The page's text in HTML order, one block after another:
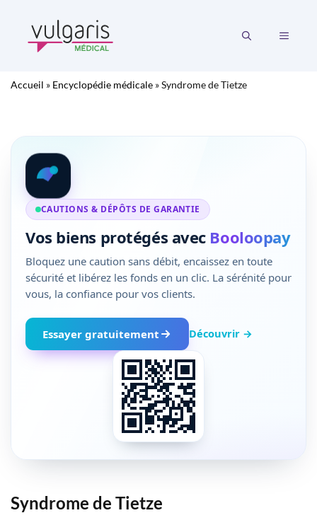
contenu
MENU
Accueil » Encyclopédie médicale »Syndrome de Tietze
CAUTIONS & DÉPÔTS DE GARANTIE
Vos biens protégés avec Booloopay
Bloquez une caution sans débit, encaissez en toute
sécurité et libérez les fonds en un clic. La sérénité pour
vous, la confiance pour vos clients.
Essayer gratuitement Découvrir →
Syndrome de Tietze